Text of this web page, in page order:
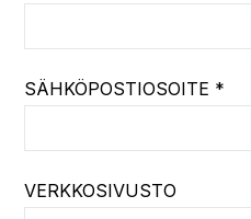
SÄHKÖPOSTIOSOITE *
VERKKOSIVUSTO